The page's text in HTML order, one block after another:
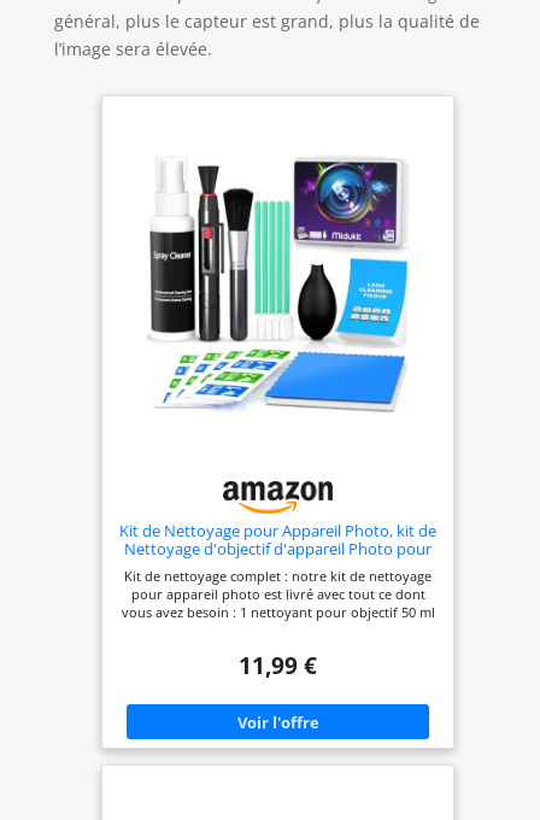
mouvement et de la pause vidéo. Le kit comprend
une carte SD 32 Go, deux batteries, une station de
charge, un câble USB, un cache-objectif, un
général, plus le capteur est grand, plus la qualité de
l’image sera élevée.
Kit de Nettoyage pour Appareil Photo, kit de
Nettoyage d'objectif d'appareil Photo pour
Appareil Photo Reflex numérique
Compatible avec Canon, Sony, Nikon,
Pentax, kit de Nettoyage de capteur
Kit de nettoyage complet : notre kit de nettoyage
pour appareil photo est livré avec tout ce dont
vous avez besoin : 1 nettoyant pour objectif 50 ml
capteur + 25 chiffons de nettoyage en microfibre +
Conçu pour garder votre appareil photo
impeccable et fonctionner comme neuf. Utilisation
polyvalente : que vous soyez un photographe
professionnel ou un voyageur aventureux, ce kit
11,99 €